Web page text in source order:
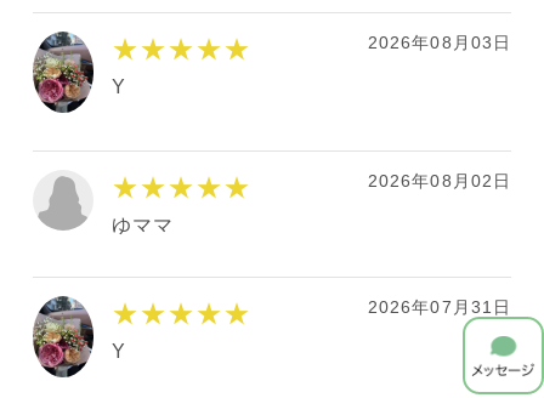
★★★★★ 2026年08月03日
Y
★★★★★ 2026年08月02日
ゆママ
★★★★★ 2026年07月31日
Y